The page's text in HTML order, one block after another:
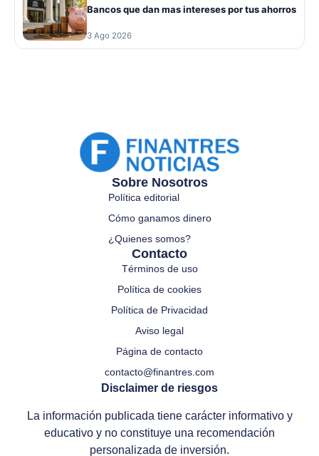
Bancos que dan mas intereses por tus ahorros
3 Ago 2026
Sobre Nosotros
Política editorial
Cómo ganamos dinero
¿Quienes somos?
Contacto
Términos de uso
Política de cookies
Política de Privacidad
Aviso legal
Página de contacto
contacto@finantres.com
Disclaimer de riesgos
La información publicada tiene carácter informativo y
educativo y no constituye una recomendación
personalizada de inversión.